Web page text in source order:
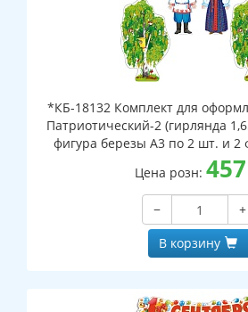
*КБ-18132 Комплект для
Патриотический-2 (гирлянда
фигура березы А3 по 2 шт. и 2
Цена розн: 457
−
+
В корзину